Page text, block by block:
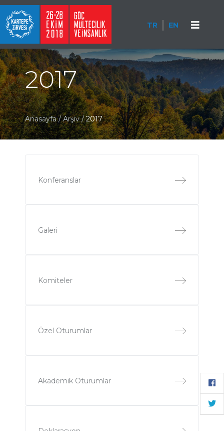
TR EN
2017
Anasayfa/Arşiv/2017
Konferanslar
Galeri
Komiteler
Özel Oturumlar
Akademik Oturumlar